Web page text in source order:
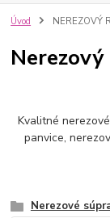
Úvod NEREZOVÝ
Kvalitné
panvice,
Nerezové